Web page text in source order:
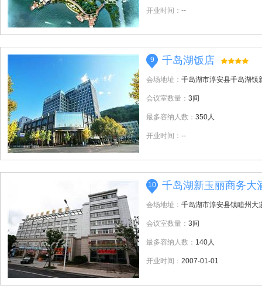
开业时间： --
9 千岛湖饭店
会场地址： 千岛湖市淳安县千岛湖镇
会议室数量： 3间
最多容纳人数： 350人
开业时间： --
10 千岛湖新玉丽商务大
会场地址： 千岛湖市淳安县镇睦州大
会议室数量： 3间
最多容纳人数： 140人
开业时间： 2007-01-01